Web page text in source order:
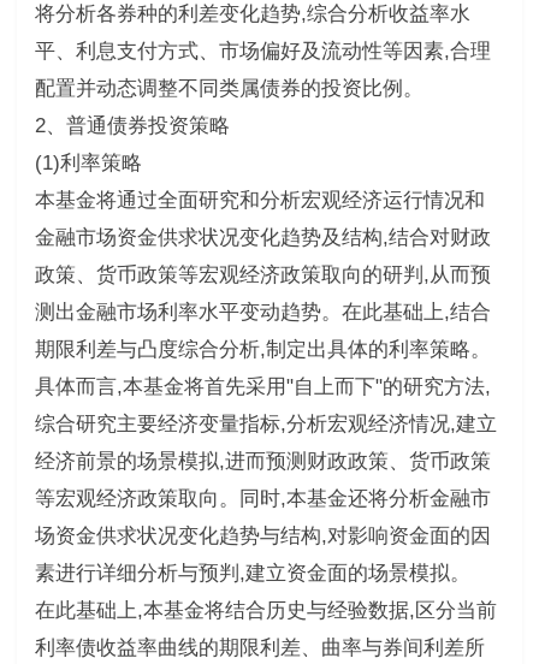
将分析各券种的利差变化趋势,综合分析收益率水
平、利息支付方式、市场偏好及流动性等因素,合理
配置并动态调整不同类属债券的投资比例。
2、普通债券投资策略
(1)利率策略
本基金将通过全面研究和分析宏观经济运行情况和
金融市场资金供求状况变化趋势及结构,结合对财政
政策、货币政策等宏观经济政策取向的研判,从而预
测出金融市场利率水平变动趋势。在此基础上,结合
期限利差与凸度综合分析,制定出具体的利率策略。
具体而言,本基金将首先采用"自上而下"的研究方法,
综合研究主要经济变量指标,分析宏观经济情况,建立
经济前景的场景模拟,进而预测财政政策、货币政策
等宏观经济政策取向。同时,本基金还将分析金融市
场资金供求状况变化趋势与结构,对影响资金面的因
素进行详细分析与预判,建立资金面的场景模拟。
在此基础上,本基金将结合历史与经验数据,区分当前
利率债收益率曲线的期限利差、曲率与券间利差所